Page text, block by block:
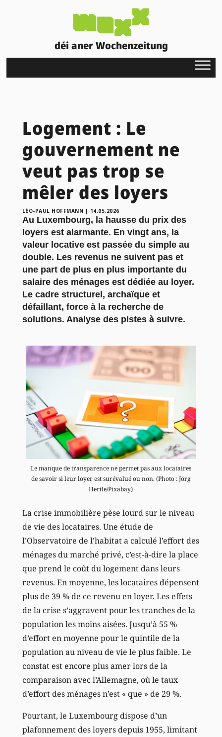
déi aner Wochenzeitung
Logement : Le
gouvernement ne
veut pas trop se
mêler des loyers
LÉO-PAUL HOFFMANN | 14.05.2026
Au Luxembourg, la hausse du prix des
loyers est alarmante. En vingt ans, la
valeur locative est passée du simple au
double. Les revenus ne suivent pas et
une part de plus en plus importante du
salaire des ménages est dédiée au loyer.
Le cadre structurel, archaïque et
défaillant, force à la recherche de
solutions. Analyse des pistes à suivre.
Le manque de transparence ne permet pas aux locataires
de savoir si leur loyer est surévalué ou non. (Photo : Jörg
Hertle/Pixabay)
La crise immobilière pèse lourd sur le niveau
de vie des locataires. Une étude de
l’Observatoire de l’habitat a calculé l’effort des
ménages du marché privé, c’est-à-dire la place
que prend le coût du logement dans leurs
revenus. En moyenne, les locataires dépensent
plus de 39 % de ce revenu en loyer. Les effets
de la crise s’aggravent pour les tranches de la
population les moins aisées. Jusqu’à 55 %
d’effort en moyenne pour le quintile de la
population au niveau de vie le plus faible. Le
constat est encore plus amer lors de la
comparaison avec l’Allemagne, où le taux
d’effort des ménages n’est « que » de 29 %.
Pourtant, le Luxembourg dispose d’un
plafonnement des loyers depuis 1955, limitant